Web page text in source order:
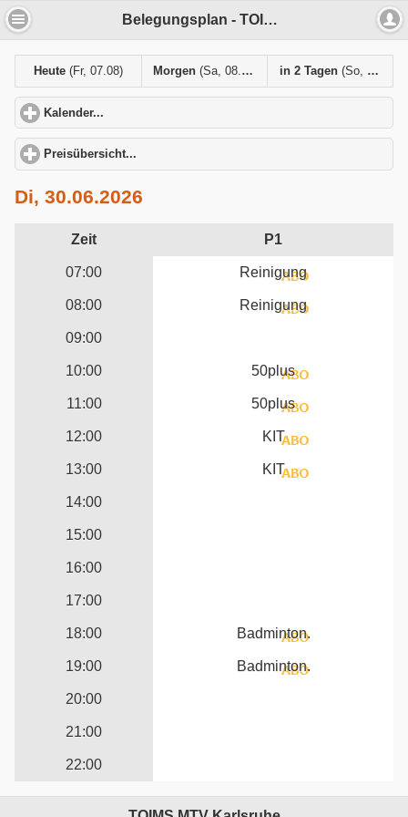
Belegungsplan - TOIMS MTV Karlsruhe
Heute (Fr, 07.08) Morgen(Sa, 08.08) in 2 Tagen (So, 09.08)
Kalender...
Preisübersicht...
Di, 30.06.2026
Zeit P1
07:00 Reinigung
08:00 Reinigung
09:00
10:00 50plus
11:00 50plus
12:00 KIT
13:00 KIT
14:00
15:00
16:00
17:00
18:00 Badminton.
19:00 Badminton.
20:00
21:00
22:00